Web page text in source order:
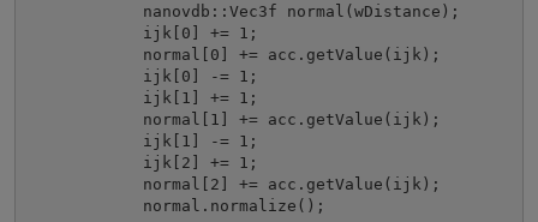
            nanovdb
:: Vec3f normal ( wDistance );
            ijk
0 += 1 ;
            normal
0 += acc . getValue ( ijk );
            ijk
0 -= 1 ;
            ijk
1 += 1 ;
            normal
1 += acc . getValue ( ijk );
            ijk
1 -= 1 ;
            ijk
2 += 1 ;
            normal
2 += acc . getValue ( ijk );
            normal
. normalize ();